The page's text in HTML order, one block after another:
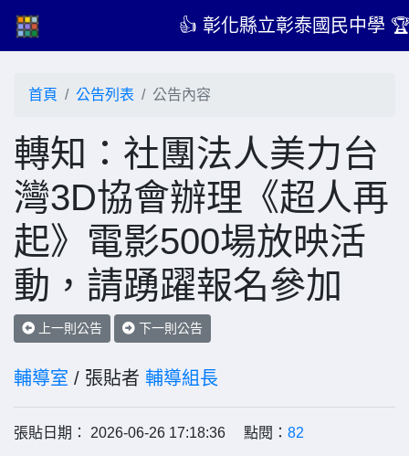
👍 彰化縣立彰泰國民中學
首頁 公告列表 公告內容
轉知：社團法人美力台
灣3D協會辦理《超人再
起》電影500場放映活
動，請踴躍報名參加
上一則公告 下一則公告
輔導室 / 張貼者 輔導組長
張貼日期： 2026-06-26 17:18:36 點閱： 82